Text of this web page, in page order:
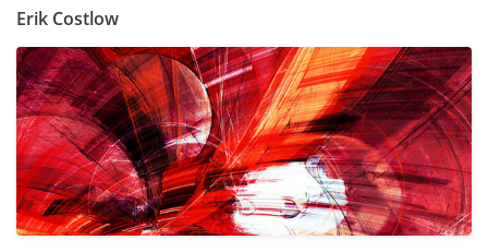
Erik Costlow